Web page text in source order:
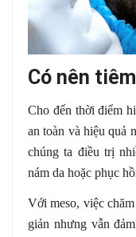
Có nên
Cho đến thời điểm
an toàn và hiệu quả
chúng ta điều trị
nám da hoặc phục
Với meso, việc
giản nhưng vẫn